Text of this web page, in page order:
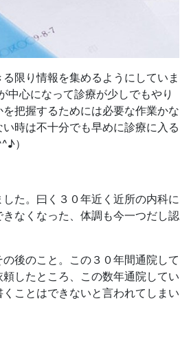
限り情報を集めるようにしていま
中心になって診療が少しでもやり
把握するためには必要な作業かな
時は不十分でも早めに診療に入る
）
た。曰く３０年近く近所の内科に
なくなった、体調も今一つだし認
後のこと。この３０年間通院して
したところ、この数年通院してい
ことはできないと言われてしまい